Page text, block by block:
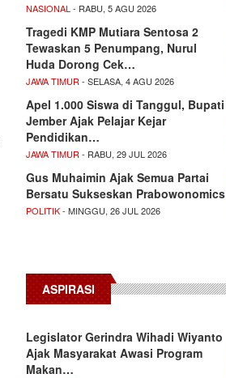
NASIONAL - RABU, 5 AGU 2026
Tragedi KMP Mutiara Sentosa 2
Tewaskan 5 Penumpang, Nurul
Huda Dorong Cek…
JAWA TIMUR - SELASA, 4 AGU 2026
Apel 1.000 Siswa di Tanggul, Bupati
Jember Ajak Pelajar Kejar
Pendidikan…
JAWA TIMUR - RABU, 29 JUL 2026
Gus Muhaimin Ajak Semua Partai
Bersatu Sukseskan Prabowonomics
POLITIK- MINGGU, 26 JUL 2026
ASPIRASI
Legislator Gerindra Wihadi Wiyanto
Ajak Masyarakat Awasi Program
Makan…